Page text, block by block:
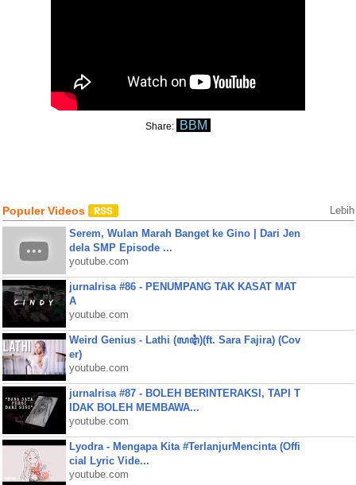
Share: BBM
Populer Videos Lebih
Serem, Wulan Marah Banget ke Gino | Dari Jen
dela SMP Episode ...
youtube.com
jurnalrisa #86 - PENUMPANG TAK KASAT MAT
A
youtube.com
Weird Genius - Lathi (ꦭꦛꦶ)(ft. Sara Fajira) (Cov
er)
youtube.com
jurnalrisa #87 - BOLEH BERINTERAKSI, TAPI T
IDAK BOLEH MEMBAWA...
youtube.com
Lyodra - Mengapa Kita #TerlanjurMencinta (Offi
cial Lyric Vide...
youtube.com